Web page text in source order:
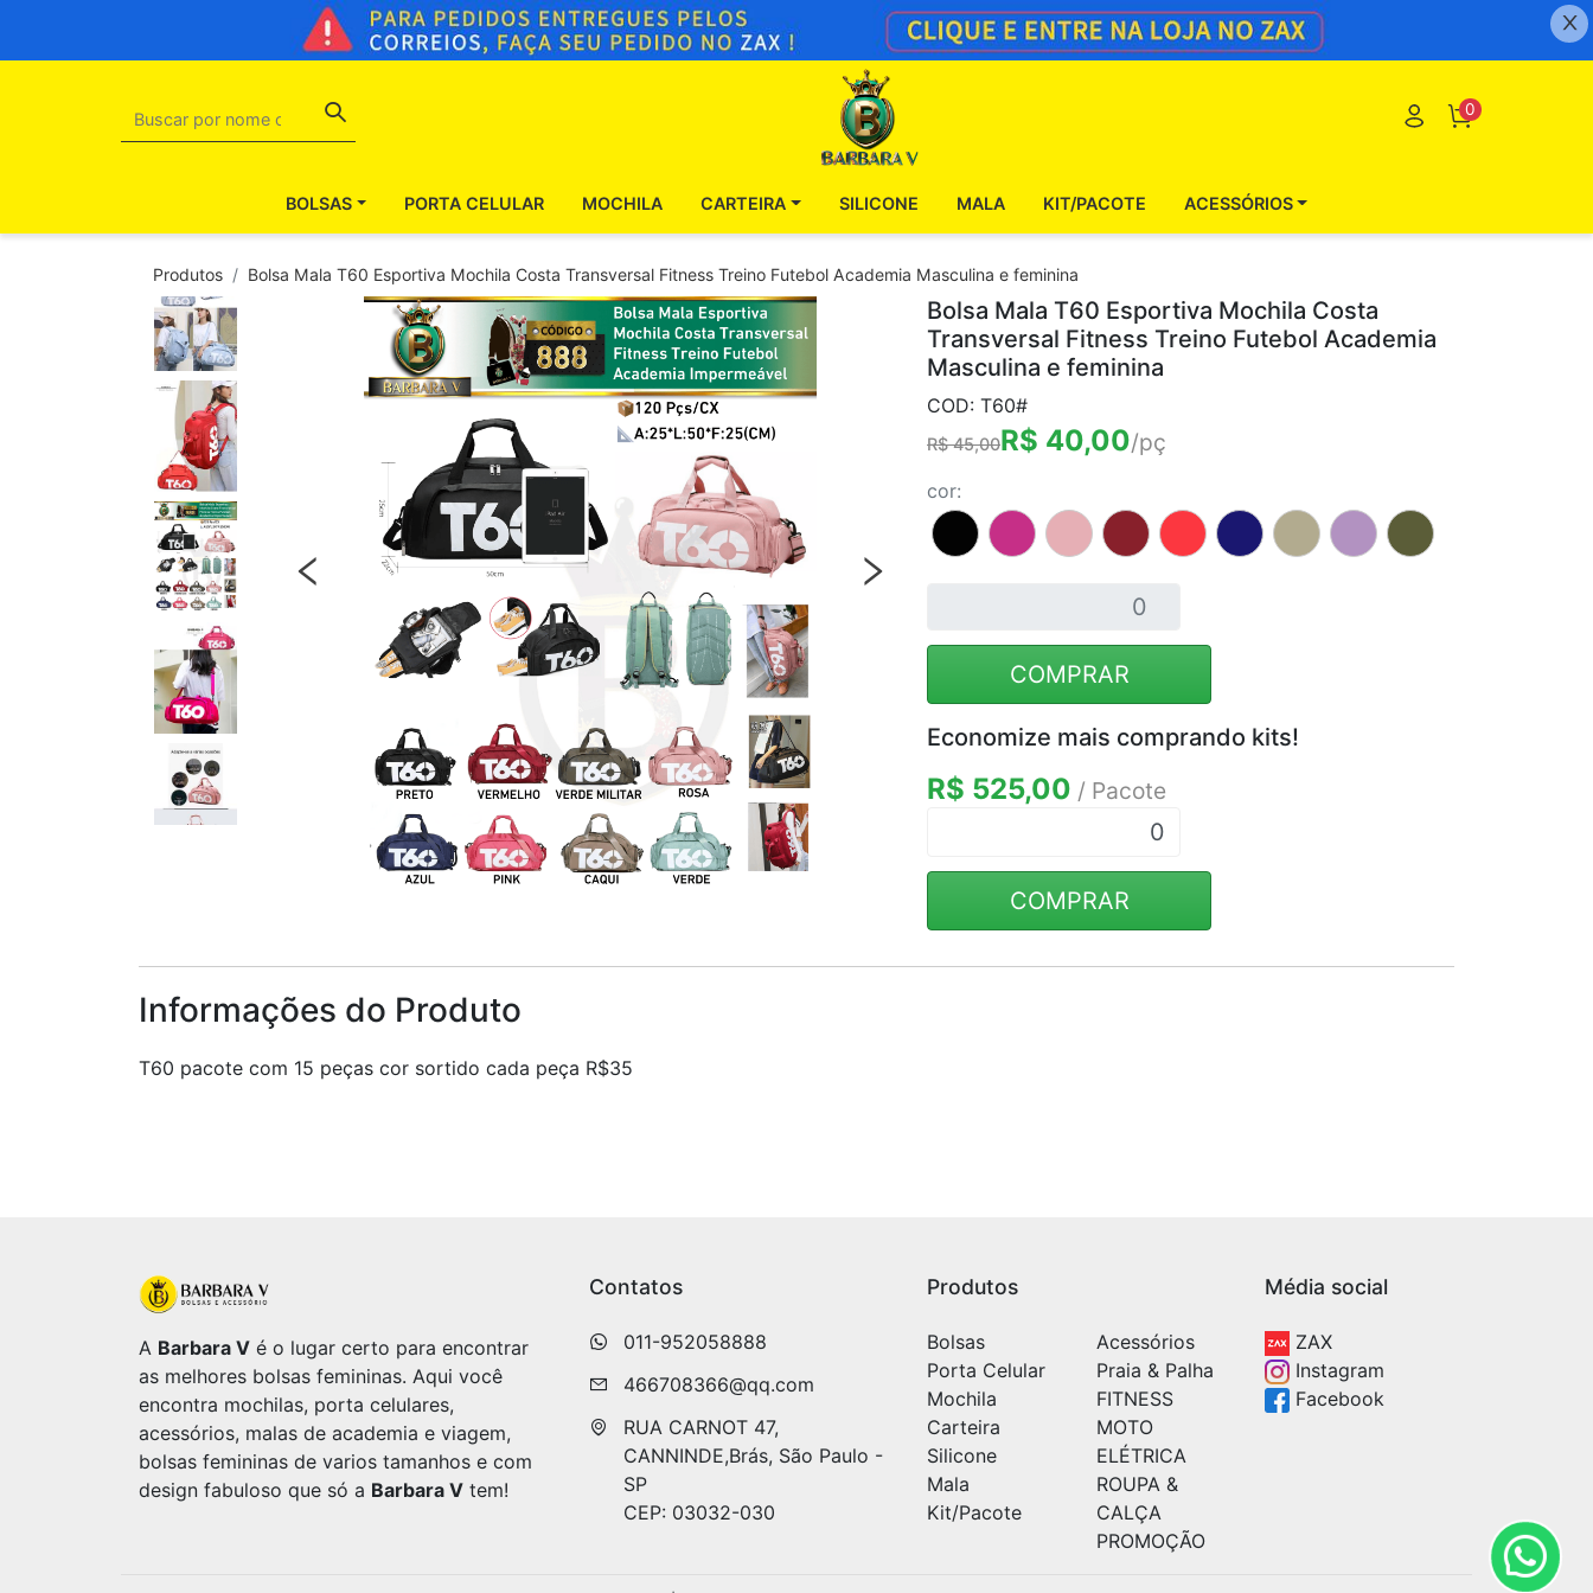
0
BOLSAS PORTA CELULAR MOCHILA CARTEIRA SILICONE MALA KIT/PACOTE ACESSÓRIOS
Produtos Bolsa Mala T60 Esportiva Mochila Costa Transversal Fitness Treino Futebol Academia Masculina e feminina
Bolsa Mala T60 Esportiva Mochila Costa
Transversal Fitness Treino Futebol Academia
Masculina e feminina
COD: T60#
R$ 45,00R$ 40,00/pç
cor:
COMPRAR
Economize mais comprando kits!
R$ 525,00 / Pacote
0
COMPRAR
Informações do Produto
T60 pacote com 15 peças cor sortido cada peça R$35
A Barbara V é o lugar certo para encontrar
as melhores bolsas femininas. Aqui você
encontra mochilas, porta celulares,
acessórios, malas de academia e viagem,
bolsas femininas de varios tamanhos e com
design fabuloso que só a Barbara V tem!
Contatos
011-952058888
466708366@qq.com
RUA CARNOT 47,
CANNINDE,Brás, São Paulo -
SP
CEP: 03032-030
Produtos
Bolsas
Porta Celular
Mochila
Carteira
Silicone
Mala
Kit/Pacote
Acessórios
Praia & Palha
FITNESS
MOTO
ELÉTRICA
ROUPA &
CALÇA
PROMOÇÃO
Média social
ZAX
Instagram
Facebook